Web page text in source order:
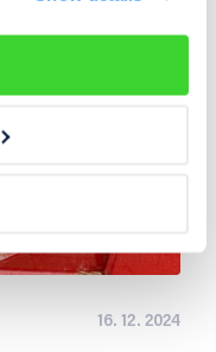
16. 12. 2024